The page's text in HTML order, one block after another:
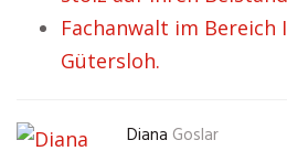
Fachanwalt im
Gütersloh.
Diana Goslar